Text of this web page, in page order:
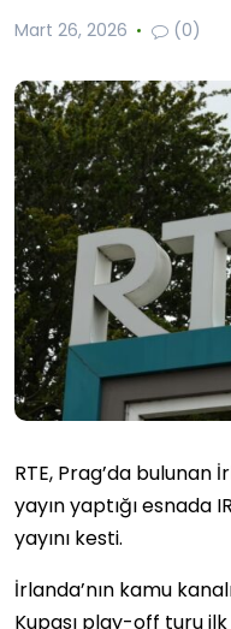
Mart 26, 2026 (0)
RTE, Prag’da bulunan
yayın yaptığı esnada
yayını kesti.
İrlanda’nın kamu
Kupası play-off turu ilk